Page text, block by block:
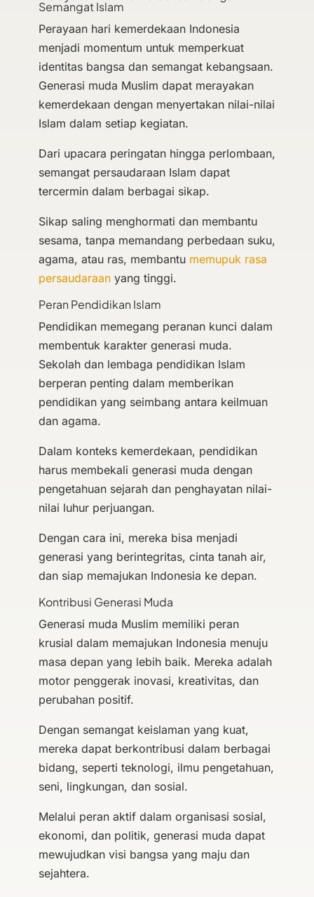
Semangat Islam
Perayaan hari kemerdekaan Indonesia
menjadi momentum untuk memperkuat
identitas bangsa dan semangat kebangsaan.
Generasi muda Muslim dapat merayakan
kemerdekaan dengan menyertakan nilai-nilai
Islam dalam setiap kegiatan.
Dari upacara peringatan hingga perlombaan,
semangat persaudaraan Islam dapat
tercermin dalam berbagai sikap.
Sikap saling menghormati dan membantu
sesama, tanpa memandang perbedaan suku,
agama, atau ras, membantu memupuk rasa
persaudaraanyang tinggi.
Peran Pendidikan Islam
Pendidikan memegang peranan kunci dalam
membentuk karakter generasi muda.
Sekolah dan lembaga pendidikan Islam
berperan penting dalam memberikan
pendidikan yang seimbang antara keilmuan
dan agama.
Dalam konteks kemerdekaan, pendidikan
harus membekali generasi muda dengan
pengetahuan sejarah dan penghayatan nilai-
nilai luhur perjuangan.
Dengan cara ini, mereka bisa menjadi
generasi yang berintegritas, cinta tanah air,
dan siap memajukan Indonesia ke depan.
Kontribusi Generasi Muda
Generasi muda Muslim memiliki peran
krusial dalam memajukan Indonesia menuju
masa depan yang lebih baik. Mereka adalah
motor penggerak inovasi, kreativitas, dan
perubahan positif.
Dengan semangat keislaman yang kuat,
mereka dapat berkontribusi dalam berbagai
bidang, seperti teknologi, ilmu pengetahuan,
seni, lingkungan, dan sosial.
Melalui peran aktif dalam organisasi sosial,
ekonomi, dan politik, generasi muda dapat
mewujudkan visi bangsa yang maju dan
sejahtera.